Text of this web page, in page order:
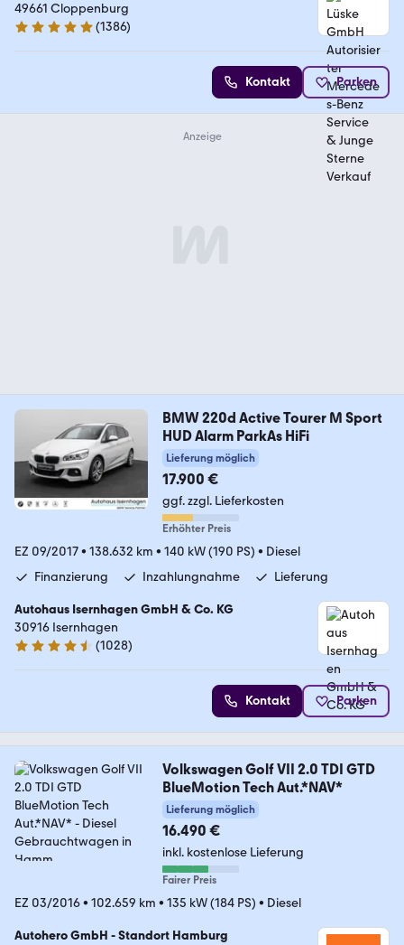
Service & Junge Sterne Verkauf
49661 Cloppenburg
4.9 Sterne
(1386)
Kontakt Parken
BMW 220d Active Tourer M Sport
HUD Alarm ParkAs HiFi
Lieferung möglich
17.900 €
ggf. zzgl. Lieferkosten
Erhöhter Preis
EZ 09/2017• 138.632 km • 140 kW (190 PS) • Diesel
Finanzierung
Inzahlungnahme Lieferung
Autohaus Isernhagen GmbH & Co. KG
30916 Isernhagen
4.5 Sterne
(1028)
Kontakt Parken
Volkswagen Golf VII 2.0 TDI GTD
BlueMotion Tech Aut.*NAV*
Lieferung möglich
16.490 €
inkl. kostenlose Lieferung
Fairer Preis
EZ 03/2016• 102.659 km • 135 kW (184 PS) • Diesel
Autohero GmbH - Standort Hamburg